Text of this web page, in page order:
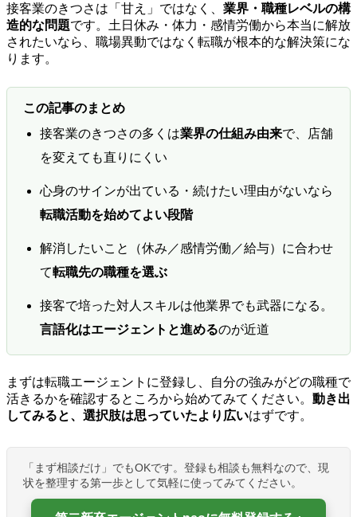
接客業のきつさは「甘え」ではなく、 業界・職種レベルの構
造的な問題です。土日休み・体力・感情労働から本当に解放
されたいなら、職場異動ではなく転職が根本的な解決策にな
ります。
この記事のまとめ
接客業のきつさの多くは業界の仕組み由来で、店舗
を変えても直りにくい
心身のサインが出ている・続けたい理由がないなら
転職活動を始めてよい段階
解消したいこと（休み／感情労働／給与）に合わせ
て転職先の職種を選ぶ
接客で培った対人スキルは他業界でも武器になる。
言語化はエージェントと進めるのが近道
まずは転職エージェントに登録し、自分の強みがどの職種で
活きるかを確認するところから始めてみてください。 動き出
してみると、選択肢は思っていたより広いはずです。
「まず相談だけ」でもOKです。登録も相談も無料なので、現
状を整理する第一歩として気軽に使ってみてください。